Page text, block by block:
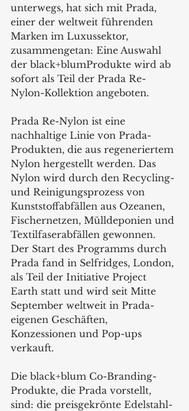
unterwegs, hat sich mit Prada,
einer der weltweit führenden
Marken im Luxussektor,
zusammengetan: Eine Auswahl
der black+blumProdukte wird ab
sofort als Teil der Prada Re-
Nylon-Kollektion angeboten.
Prada Re-Nylon ist eine
nachhaltige Linie von Prada-
Produkten, die aus regeneriertem
Nylon hergestellt werden. Das
Nylon wird durch den Recycling-
und Reinigungsprozess von
Kunststoffabfällen aus Ozeanen,
Fischernetzen, Mülldeponien und
Textilfaserabfällen gewonnen.
Der Start des Programms durch
Prada fand in Selfridges, London,
als Teil der Initiative Project
Earth statt und wird seit Mitte
September weltweit in Prada-
eigenen Geschäften,
Konzessionen und Pop-ups
verkauft.
Die black+blum Co-Branding-
Produkte, die Prada vorstellt,
sind: die preisgekrönte Edelstahl-